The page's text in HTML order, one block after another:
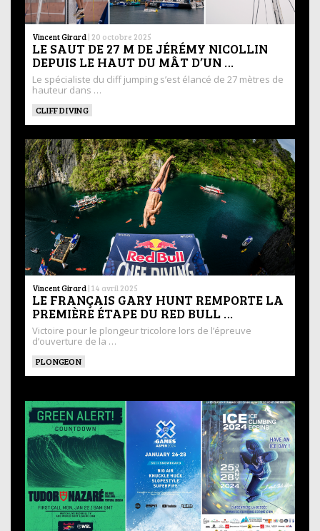
Vincent Girard | 20 octobre 2025
LE SAUT DE 27 M DE JÉRÉMY NICOLLIN
DEPUIS LE HAUT DU MÂT D’UN …
Le spécialiste du cliff jumping s’est élancé de 27 mètres de
hauteur dans …
CLIFF DIVING
Vincent Girard | 14 avril 2025
LE FRANÇAIS GARY HUNT REMPORTE LA
PREMIÈRE ÉTAPE DU RED BULL …
Victoire pour le plongeur tricolore lors de l’épreuve
d’ouverture de la …
PLONGEON